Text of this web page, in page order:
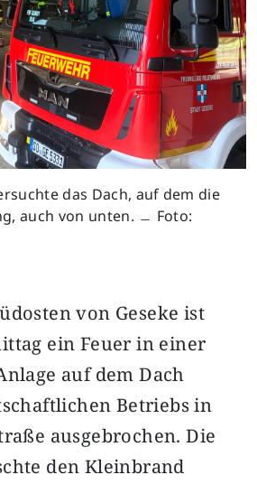
das Dach, auf dem die
auch von unten. ﹘ Foto:
von Geseke ist
ein Feuer in einer
auf dem Dach
Betriebs in
ausgebrochen. Die
den Kleinbrand